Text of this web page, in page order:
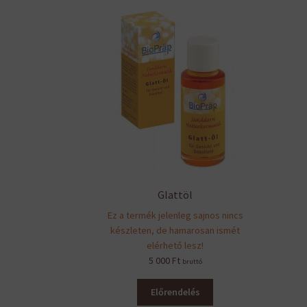
Glattöl
Ez a termék jelenleg sajnos nincs
készleten, de hamarosan ismét
elérhető lesz!
5 000 Ft bruttó
Előrendelés